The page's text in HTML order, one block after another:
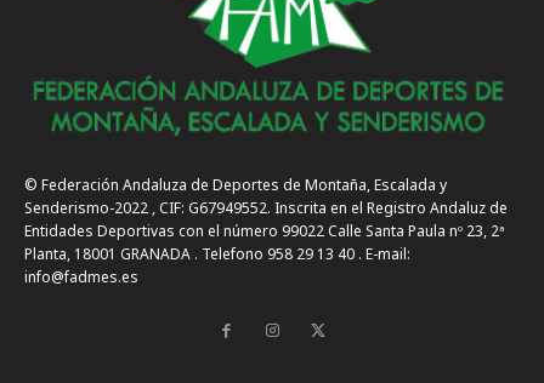
© Federación Andaluza de Deportes de Montaña, Escalada y
Senderismo-2022 , CIF: G67949552. Inscrita en el Registro Andaluz de
Entidades Deportivas con el número 99022 Calle Santa Paula nº 23, 2ª
Planta, 18001 GRANADA . Telefono 958 29 13 40 . E-mail:
info@fadmes.es